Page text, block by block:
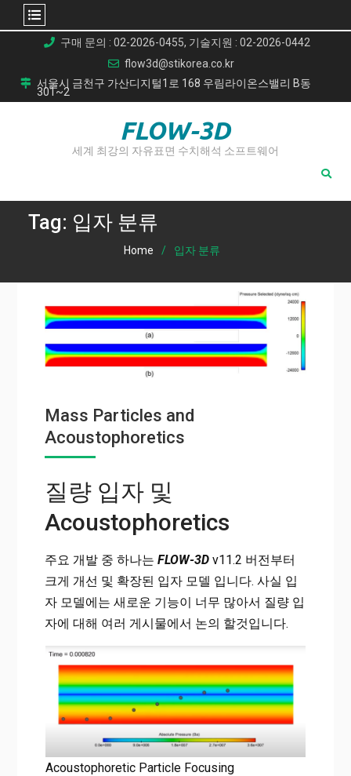
content
구매 문의 : 02-2026-0455, 기술지원 : 02-2026-0442
flow3d@stikorea.co.kr
서울시 금천구 가산디지털1로 168 우림라이온스밸리 B동
301~2
FLOW-3D
세계 최강의 자유표면 수치해석 소프트웨어
Tag: 입자 분류
Home 입자 분류
Mass Particles and
Acoustophoretics
질량 입자 및
Acoustophoretics
주요 개발 중 하나는 FLOW-3Dv11.2 버전부터
크게 개선 및 확장된 입자 모델 입니다. 사실 입
자 모델에는 새로운 기능이 너무 많아서 질량 입
자에 대해 여러 게시물에서 논의 할것입니다.
Acoustophoretic Particle Focusing